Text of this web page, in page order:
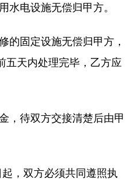
水电设施无偿归甲方。
的固定设施无偿归甲方，
五天内处理完毕，乙方应
，待双方交接清楚后由甲
，双方必须共同遵照执